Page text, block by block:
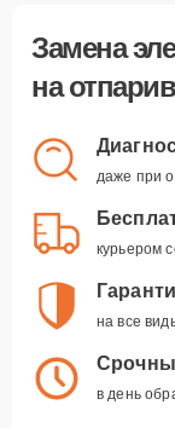
Замена
на
даже при
курьером
на все
в день